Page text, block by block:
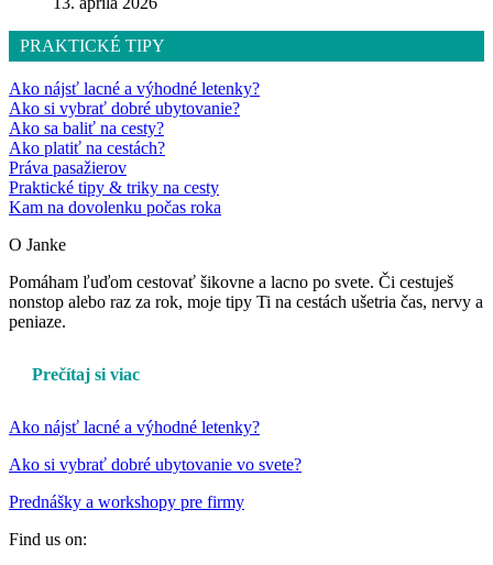
PRAKTICKÉ TIPY
Ako nájsť lacné a výhodné letenky?
Ako si vybrať dobré ubytovanie?
Ako sa baliť na cesty?
Ako platiť na cestách?
Práva pasažierov
Praktické tipy & triky na cesty
Kam na dovolenku počas roka
O Janke
Pomáham ľuďom cestovať šikovne a lacno po svete. Či cestuješ
nonstop alebo raz za rok, moje tipy Ti na cestách ušetria čas, nervy a
peniaze.
Prečítaj si viac
Ako nájsť lacné a výhodné letenky?
Ako si vybrať dobré ubytovanie vo svete?
Prednášky a workshopy pre firmy
Find us on: